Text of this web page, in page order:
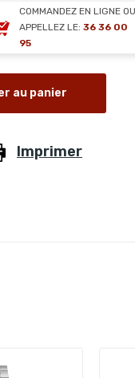
COMMANDEZ EN LIGNE OU
APPELLEZ LE: 36 36 00
95
au panier
Imprimer